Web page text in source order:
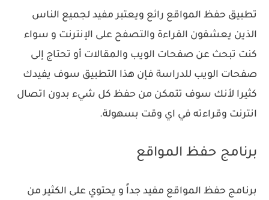
تطبيق حفظ المواقع رائع ويعتبر مفيد لجميع الناس
الذين يعشقون القراءة والتصفح على الإنترنت و سواء
كنت تبحث عن صفحات الويب والمقالات أو تحتاج إلى
صفحات الويب للدراسة فإن هذا التطبيق سوف يفيدك
كثيرا لأنك سوف تتمكن من حفظ كل شيء بدون اتصال
انترنت وقراءته في اي وقت بسهولة.
برنامج حفظ المواقع
برنامج حفظ المواقع مفيد جداً و يحتوي على الكثير من